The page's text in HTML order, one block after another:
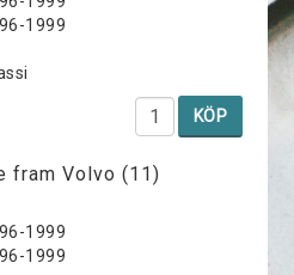
1999
KÖP
fram Volvo (11)
1999
1999